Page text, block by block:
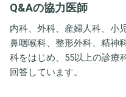
Q&Aの協力医師
内科、外科、産婦人科、小
鼻咽喉科、整形外科、精神
科をはじめ、55以上の診療
回答しています。